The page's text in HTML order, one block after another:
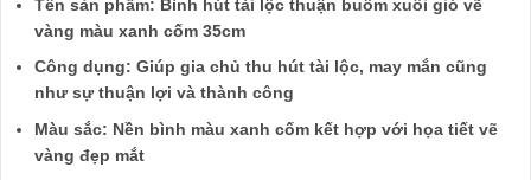
Tên sản phẩm: Bình hút tài lộc thuận buồm xuôi gió vẽ
vàng màu xanh cốm 35cm
Công dụng: Giúp gia chủ thu hút tài lộc, may mắn cũng
như sự thuận lợi và thành công
Màu sắc: Nền bình màu xanh cốm kết hợp với họa tiết vẽ
vàng đẹp mắt